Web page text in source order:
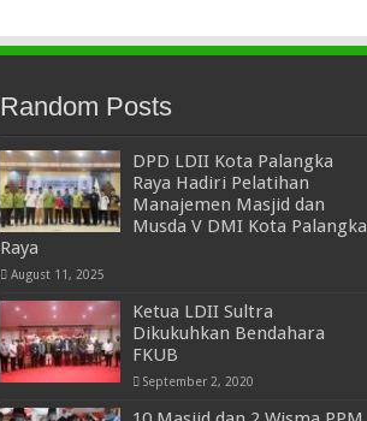
Random Posts
DPD LDII Kota Palangka
Raya Hadiri Pelatihan
Manajemen Masjid dan
Musda V DMI Kota Palangka
Raya
August 11, 2025
Ketua LDII Sultra
Dikukuhkan Bendahara
FKUB
September 2, 2020